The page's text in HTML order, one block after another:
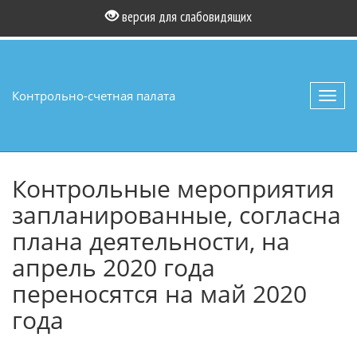
версия для слабовидящих
Контрольно-счетная палата
Контрольные мероприятия
запланированные, согласна
плана деятельности, на
апрель 2020 года
переносятся на май 2020
года